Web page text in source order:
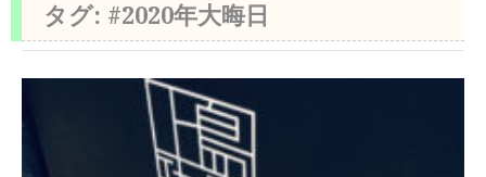
タグ: #2020年大晦日